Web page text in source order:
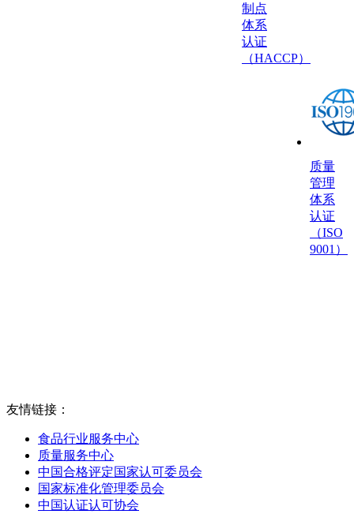
制点
体系
认证
（HACCP）
质量
管理
体系
认证
（ISO
9001）
友情链接：
食品行业服务中心
质量服务中心
中国合格评定国家认可委员会
国家标准化管理委员会
中国认证认可协会